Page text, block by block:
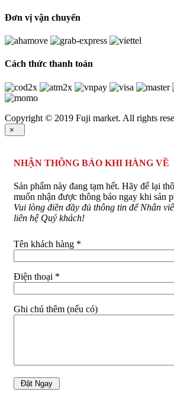
Đơn vị vận chuyển
Cách thức thanh toán
Copyright © 2019 Fuji market. All rights
×
NHẬN THÔNG BÁO KHI HÀNG VỀ
Sản phẩm này đang tạm hết. Hãy để lại
muốn nhận được thông báo ngay khi sản
Vui lòng điền đầy đủ thông tin để Nhân
liên hệ Quý khách!
Tên khách hàng *
Điện thoại *
Ghi chú thêm (nếu có)